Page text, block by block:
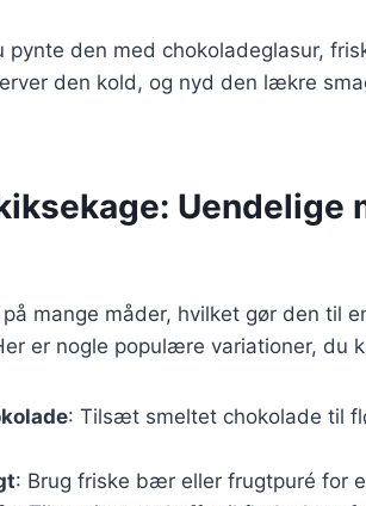
pynte den med chokoladeglasur,
den kold, og nyd den lækre
Uendelige
mange måder, hvilket gør den til
er nogle populære variationer, du
: Tilsæt smeltet chokolade til
: Brug friske bær eller frugtpuré for